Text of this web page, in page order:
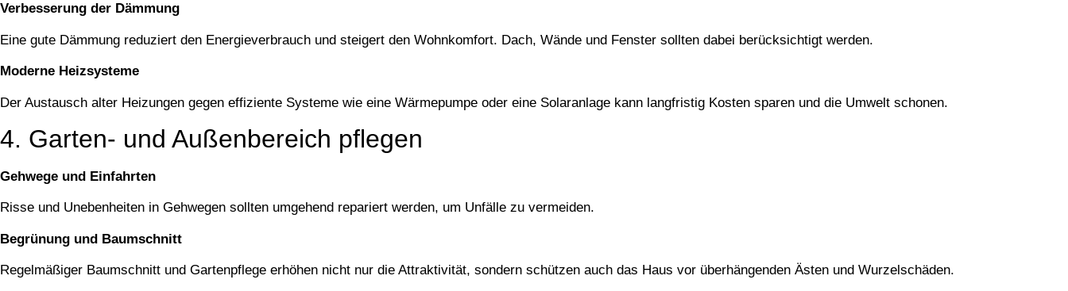
Verbesserung der Dämmung
Eine gute Dämmung reduziert den Energieverbrauch und steigert den Wohnkomfort. Dach, Wände und Fenster sollten dabei berücksichtigt werden.
Moderne Heizsysteme
Der Austausch alter Heizungen gegen effiziente Systeme wie eine Wärmepumpe oder eine Solaranlage kann langfristig Kosten sparen und die Umwelt schonen.
4. Garten- und Außenbereich pflegen
Gehwege und Einfahrten
Risse und Unebenheiten in Gehwegen sollten umgehend repariert werden, um Unfälle zu vermeiden.
Begrünung und Baumschnitt
Regelmäßiger Baumschnitt und Gartenpflege erhöhen nicht nur die Attraktivität, sondern schützen auch das Haus vor überhängenden Ästen und Wurzelschäden.